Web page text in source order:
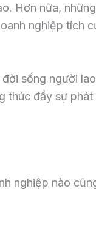
Hơn nữa,
nghiệp tích
sống người
thúc đẩy sự
nghiệp nào